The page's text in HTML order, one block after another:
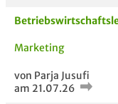
VERWANDTE
Marketing
von Parja Jusufi
am 21.07.26